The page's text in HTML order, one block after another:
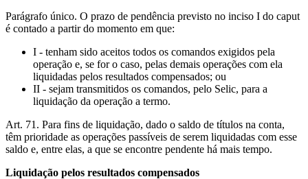
Parágrafo único. O prazo de pendência previsto no inciso I do caput
é contado a partir do momento em que:
I - tenham sido aceitos todos os comandos exigidos pela
operação e, se for o caso, pelas demais operações com ela
liquidadas pelos resultados compensados; ou
II - sejam transmitidos os comandos, pelo Selic, para a
liquidação da operação a termo.
Art. 71. Para fins de liquidação, dado o saldo de títulos na conta,
têm prioridade as operações passíveis de serem liquidadas com esse
saldo e, entre elas, a que se encontre pendente há mais tempo.
Liquidação pelos resultados compensados